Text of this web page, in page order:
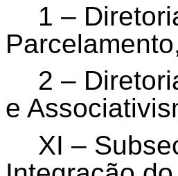
1 –
2 –
e
XI –